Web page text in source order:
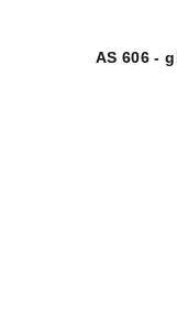
AS 606 -